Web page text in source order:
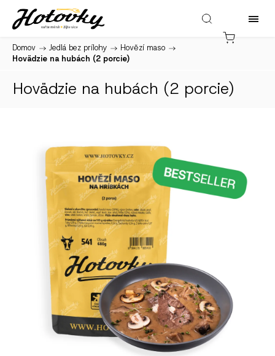
Domov / Jedlá bez prílohy / Hovězí maso /
Hovädzie na hubách (2 porcie)
Hovädzie na hubách (2 porcie)